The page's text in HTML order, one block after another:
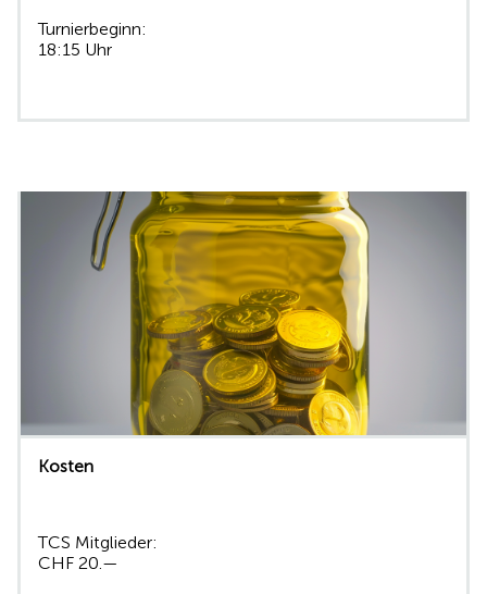
Turnierbeginn:
18:15 Uhr
Kosten
TCS Mitglieder:
CHF 20.—